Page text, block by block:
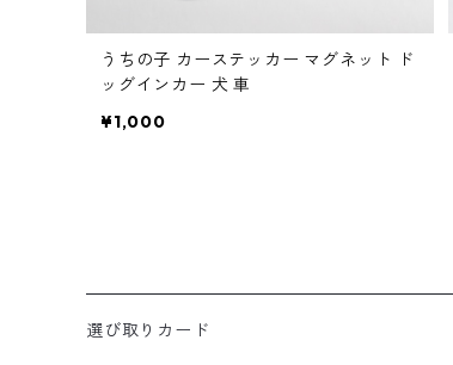
うちの子 カーステッカー マグネット ド
ッグインカー 犬 車
¥1,000
選び取りカード